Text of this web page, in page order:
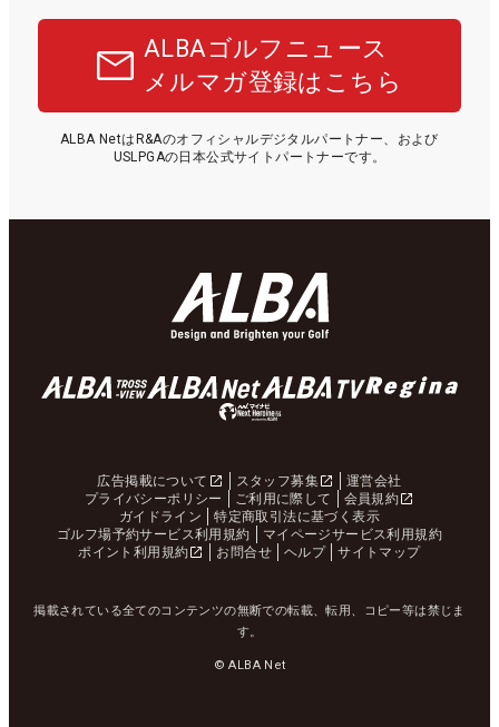
ALBAゴルフニュース
メルマガ登録はこちら
ALBA NetはR&Aのオフィシャルデジタルパートナー、および
USLPGAの日本公式サイトパートナーです。
広告掲載について スタッフ募集
運営会社
プライバシーポリシー
ご利用に際して
会員規約
ガイドライン
特定商取引法に基づく表示
ゴルフ場予約サービス利用規約
マイページサービス利用規約
ポイント利用規約
お問合せ ヘルプ サイトマップ
掲載されている全てのコンテンツの無断での転載、転用、コピー等は禁じま
す。
© ALBA Net